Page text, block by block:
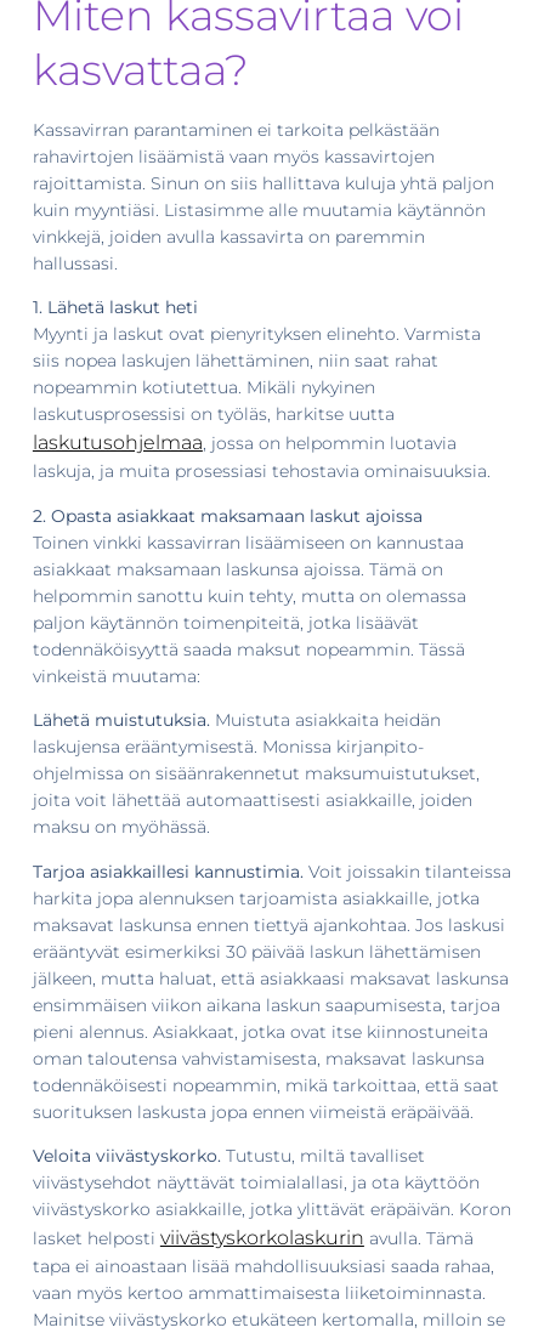
Miten kassavirtaa voi
kasvattaa?
Kassavirran parantaminen ei tarkoita pelkästään
rahavirtojen lisäämistä vaan myös kassavirtojen
rajoittamista. Sinun on siis hallittava kuluja yhtä paljon
kuin myyntiäsi. Listasimme alle muutamia käytännön
vinkkejä, joiden avulla kassavirta on paremmin
hallussasi.
1. Lähetä laskut heti
Myynti ja laskut ovat pienyrityksen elinehto. Varmista
siis nopea laskujen lähettäminen, niin saat rahat
nopeammin kotiutettua. Mikäli nykyinen
laskutusprosessisi on työläs, harkitse uutta
laskutusohjelmaa, jossa on helpommin luotavia
laskuja, ja muita prosessiasi tehostavia ominaisuuksia.
2. Opasta asiakkaat maksamaan laskut ajoissa
Toinen vinkki kassavirran lisäämiseen on kannustaa
asiakkaat maksamaan laskunsa ajoissa. Tämä on
helpommin sanottu kuin tehty, mutta on olemassa
paljon käytännön toimenpiteitä, jotka lisäävät
todennäköisyyttä saada maksut nopeammin. Tässä
vinkeistä muutama:
Lähetä muistutuksia.Muistuta asiakkaita heidän
laskujensa erääntymisestä. Monissa kirjanpito-
ohjelmissa on sisäänrakennetut maksumuistutukset,
joita voit lähettää automaattisesti asiakkaille, joiden
maksu on myöhässä.
Tarjoa asiakkaillesi kannustimia. Voit joissakin tilanteissa
harkita jopa alennuksen tarjoamista asiakkaille, jotka
maksavat laskunsa ennen tiettyä ajankohtaa. Jos laskusi
erääntyvät esimerkiksi 30 päivää laskun lähettämisen
jälkeen, mutta haluat, että asiakkaasi maksavat laskunsa
ensimmäisen viikon aikana laskun saapumisesta, tarjoa
pieni alennus. Asiakkaat, jotka ovat itse kiinnostuneita
oman taloutensa vahvistamisesta, maksavat laskunsa
todennäköisesti nopeammin, mikä tarkoittaa, että saat
suorituksen laskusta jopa ennen viimeistä eräpäivää.
Veloita viivästyskorko.Tutustu, miltä tavalliset
viivästysehdot näyttävät toimialallasi, ja ota käyttöön
viivästyskorko asiakkaille, jotka ylittävät eräpäivän. Koron
lasket helposti viivästyskorkolaskurin avulla. Tämä
tapa ei ainoastaan ​​lisää mahdollisuuksiasi saada rahaa,
vaan myös kertoo ammattimaisesta liiketoiminnasta.
Mainitse viivästyskorko etukäteen kertomalla, milloin se